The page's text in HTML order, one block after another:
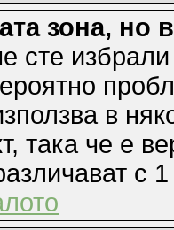
зона, но
сте
в
така че е
с